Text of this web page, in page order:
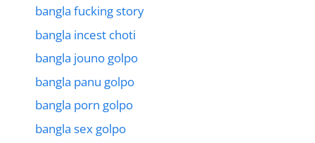
bangla fucking story
bangla incest choti
bangla jouno golpo
bangla panu golpo
bangla porn golpo
bangla sex golpo